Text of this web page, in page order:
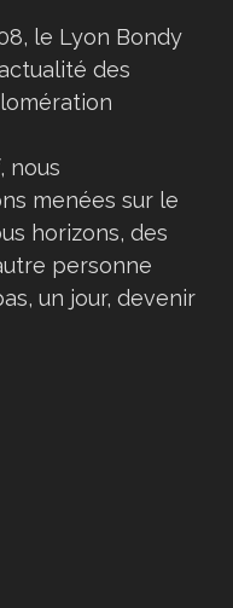
le Lyon Bondy
des
nous
menées sur le
horizons, des
personne
un jour, devenir